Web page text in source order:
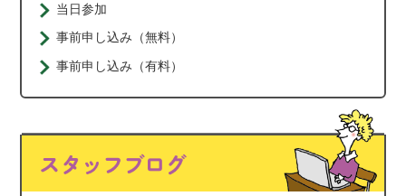
当日参加
事前申し込み（無料）
事前申し込み（有料）